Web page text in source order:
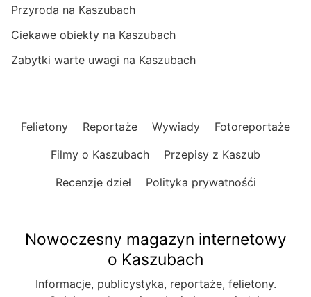
Przyroda na Kaszubach
Ciekawe obiekty na Kaszubach
Zabytki warte uwagi na Kaszubach
Felietony Reportaże Wywiady
Fotoreportaże
Filmy o Kaszubach
Przepisy z Kaszub
Recenzje dzieł
Polityka prywatnośći
Nowoczesny magazyn internetowy
o Kaszubach
Informacje, publicystyka, reportaże, felietony.